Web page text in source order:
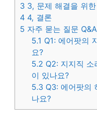
3 3, 문제 해결을 위
4 4, 결론
5 자주 묻는 질문 Q&A
5.1 Q1: 에어팟의
요?
5.2 Q2: 지지직 소
이 있나요?
5.3 Q3: 에어팟의
나요?